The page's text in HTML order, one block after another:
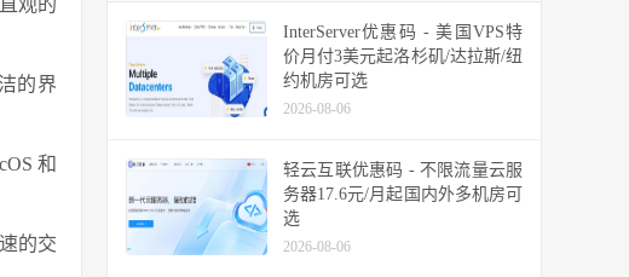
观的
的界
和
的交
InterServer优惠码 - 美国VPS特
价月付3美元起洛杉矶/达拉斯/纽
约机房可选
2026-08-06
轻云互联优惠码 - 不限流量云服
务器17.6元/月起国内外多机房可
选
2026-08-06